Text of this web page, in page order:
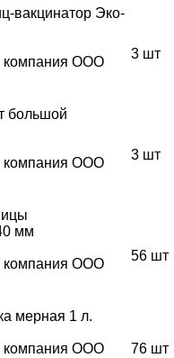
вакцинатор Эко-
компания ООО
3 шт
большой
компания ООО
3 шт
мм
компания ООО
56 шт
мерная 1 л.
компания ООО
76 шт